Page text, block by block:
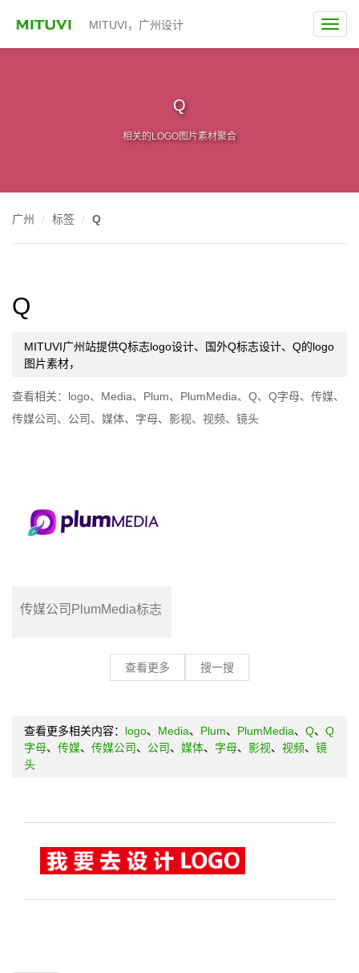
MITUVI，广州设计
Q
相关的LOGO图片素材聚合
广州 标签 Q
Q
MITUVI广州站提供Q标志logo设计、国外Q标志设计、Q的logo
图片素材，
查看相关： logo、 Media、 Plum、 PlumMedia、 Q、 Q字母、 传媒、
传媒公司、 公司、 媒体、 字母、 影视、 视频、 镜头
传媒公司PlumMedia标志
查看更多 搜一搜
查看更多相关内容： logo、 Media、 Plum、 PlumMedia、 Q、 Q
字母、 传媒、 传媒公司、 公司、 媒体、 字母、 影视、 视频、 镜
头